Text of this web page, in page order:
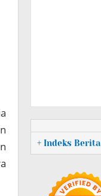
+ Indeks Berita